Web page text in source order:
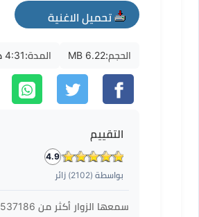
تحميل الاغنية
mp3
الحجم:6.22 MB المدة:4:31 دقيقة
التقييم
4.9
بواسطة (2102) زائر
سمعها الزوار أكثر من 537186